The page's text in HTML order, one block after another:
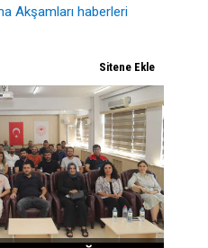
Akşamları haberleri